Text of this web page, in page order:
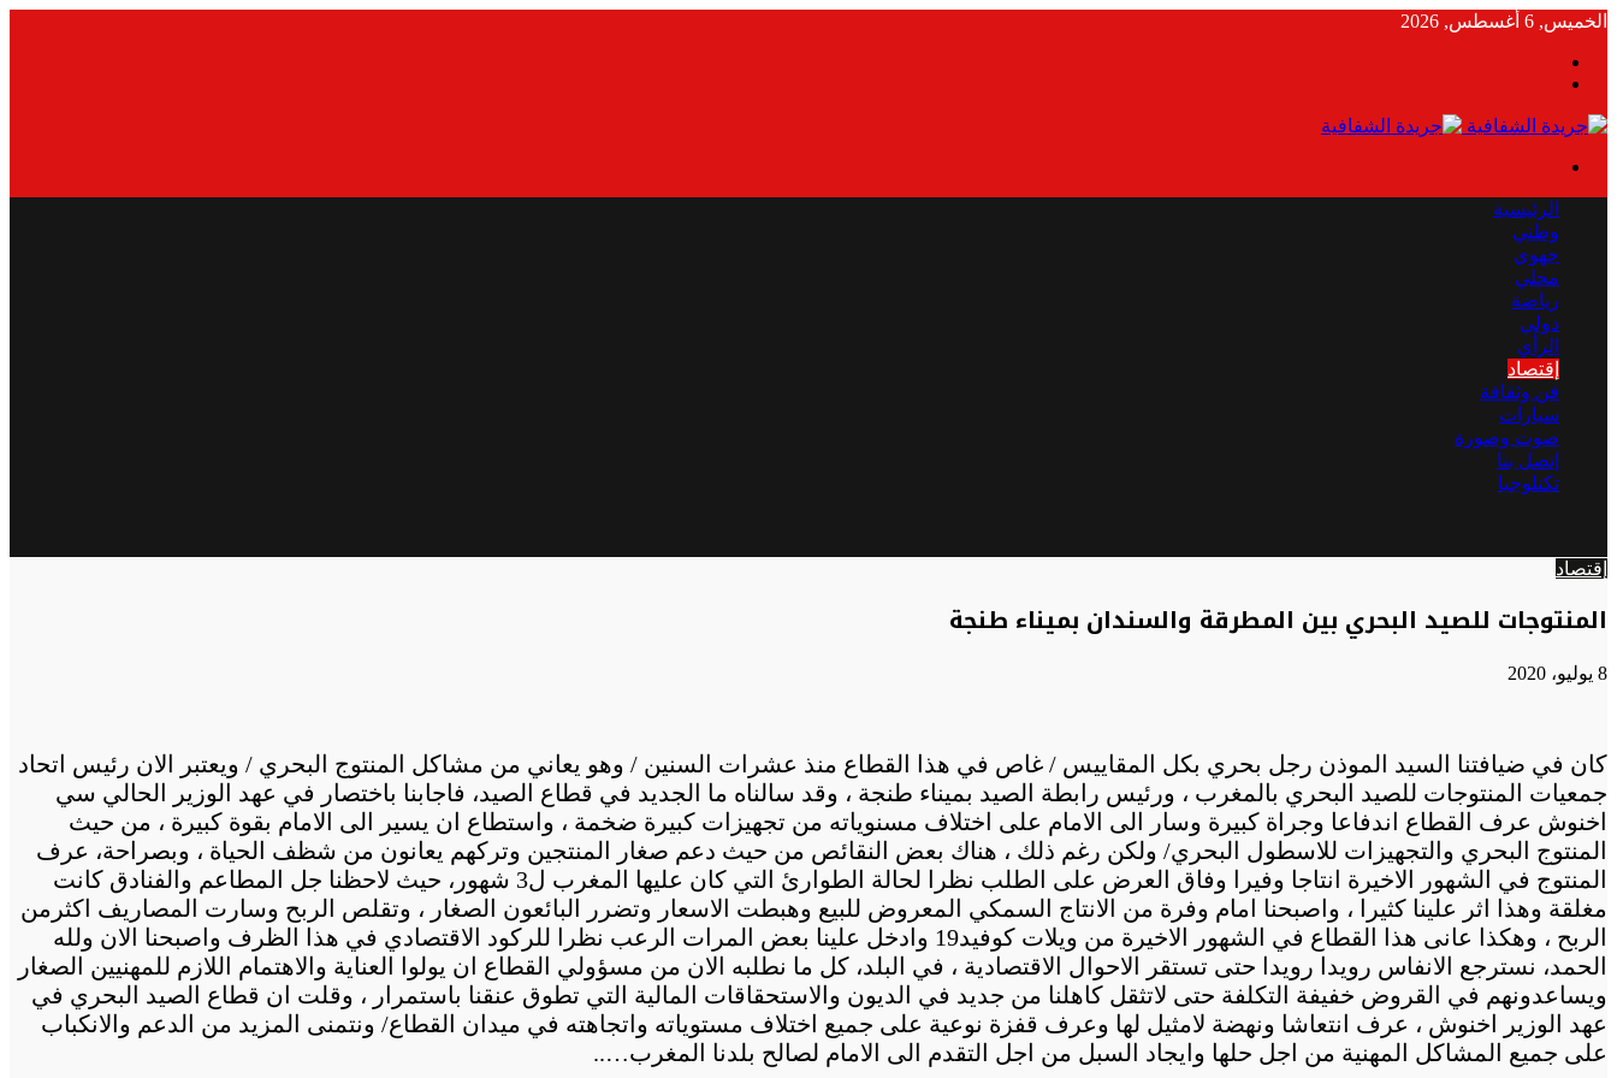
الخميس, 6 أغسطس, 2026
الرئيسية
وطني
جهوي
محلي
رياضة
دولي
الرأي
إقتصاد
فن وثقافة
سيارات
صوت وصورة
إتصل بنا
تكنلوجيا
المظلمإقتصاد
المنتوجات للصيد البحري بين المطرقة والسندان بميناء طنجة
8 يوليو، 2020
كان في ضيافتنا السيد الموذن رجل بحري بكل المقاييس / غاص في هذا القطاع منذ عشرات السنين / وهو يعاني من مشاكل المنتوج البحري / ويعتبر الان رئيس اتحاد
جمعيات المنتوجات للصيد البحري بالمغرب ، ورئيس رابطة الصيد بميناء طنجة ، وقد سالناه ما الجديد في قطاع الصيد، فاجابنا باختصار في عهد الوزير الحالي سي
اخنوش عرف القطاع اندفاعا وجراة كبيرة وسار الى الامام على اختلاف مسنوياته من تجهيزات كبيرة ضخمة ، واستطاع ان يسير الى الامام بقوة كبيرة ، من حيث
المنتوج البحري والتجهيزات للاسطول البحري/ ولكن رغم ذلك ، هناك بعض النقائص من حيث دعم صغار المنتجين وتركهم يعانون من شظف الحياة ، وبصراحة، عرف
المنتوج في الشهور الاخيرة انتاجا وفيرا وفاق العرض على الطلب نظرا لحالة الطوارئ التي كان عليها المغرب ل3 شهور، حيث لاحظنا جل المطاعم والفنادق كانت
مغلقة وهذا اثر علينا كثيرا ، واصبحنا امام وفرة من الانتاج السمكي المعروض للبيع وهبطت الاسعار وتضرر البائعون الصغار ، وتقلص الربح وسارت المصاريف اكثرمن
الربح ، وهكذا عانى هذا القطاع في الشهور الاخيرة من ويلات كوفيد19 وادخل علينا بعض المرات الرعب نظرا للركود الاقتصادي في هذا الظرف واصبحنا الان ولله
الحمد، نسترجع الانفاس رويدا رويدا حتى تستقر الاحوال الاقتصادية ، في البلد، كل ما نطلبه الان من مسؤولي القطاع ان يولوا العناية والاهتمام اللازم للمهنيين الصغار
ويساعدونهم في القروض خفيفة التكلفة حتى لاتثقل كاهلنا من جديد في الديون والاستحقاقات المالية التي تطوق عنقنا باستمرار ، وقلت ان قطاع الصيد البحري في
عهد الوزير اخنوش ، عرف انتعاشا ونهضة لامثيل لها وعرف قفزة نوعية على جميع اختلاف مستوياته واتجاهته في ميدان القطاع/ ونتمنى المزيد من الدعم والانكباب
على جميع المشاكل المهنية من اجل حلها وايجاد السبل من اجل التقدم الى الامام لصالح بلدنا المغرب…..